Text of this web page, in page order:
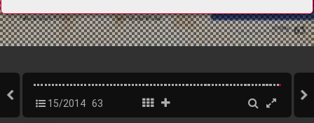
15/2014 63